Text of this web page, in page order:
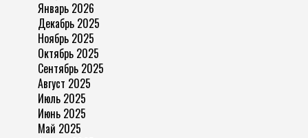
Январь 2026
Декабрь 2025
Ноябрь 2025
Октябрь 2025
Сентябрь 2025
Август 2025
Июль 2025
Июнь 2025
Май 2025